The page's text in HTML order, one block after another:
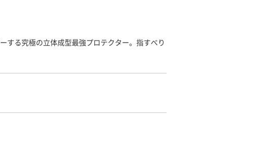
する究極の立体成型最強プロテクター。指すべり